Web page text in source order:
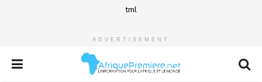
tml
ADVERTISEMENT